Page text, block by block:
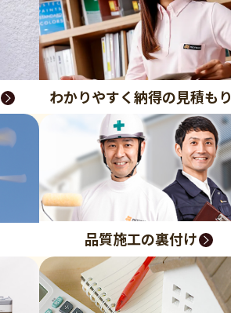
わかりやすく納得の見積もり
品質施工の裏付け